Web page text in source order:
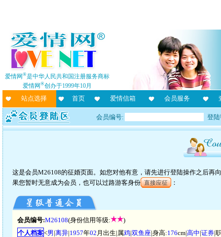
爱情网®是中华人民共和国注册服务商标
爱情网®创办于1999年10月
站点选择 首页 爱情信箱 会员服务
会员编号: 登
这是会员M26108的征婚页面。如您对他有意，请先进行登陆操作之后再
果您暂时无意成为会员，也可以过路游客身份 直接应征 ：
会员编号:M26108(身份信用等级:
)
个人档案<男|离异|1957年02 月出生|属鸡|双鱼座|身高:176cm|高中|证券|